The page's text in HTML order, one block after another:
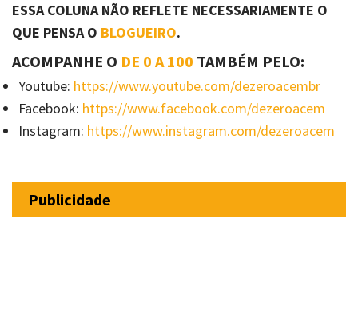
ESSA COLUNA NÃO REFLETE NECESSARIAMENTE O
QUE PENSA O BLOGUEIRO.
ACOMPANHE O DE 0 A 100 TAMBÉM PELO:
Youtube: https://www.youtube.com/dezeroacembr
Facebook: https://www.facebook.com/dezeroacem
Instagram: https://www.instagram.com/dezeroacem
Publicidade